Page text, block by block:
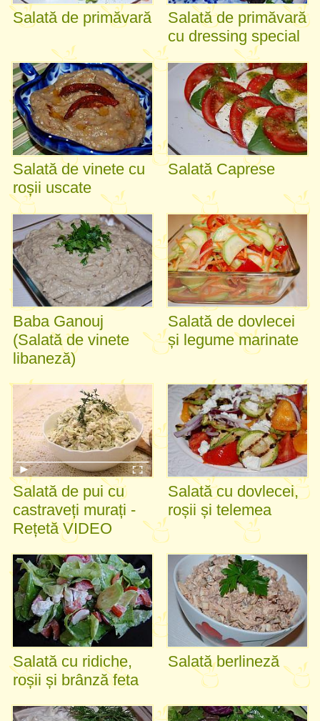
Salată de primăvară
Salată de primăvară
cu dressing special
Salată de vinete cu
roșii uscate
Salată Caprese
Baba Ganouj
(Salată de vinete
libaneză)
Salată de dovlecei
și legume marinate
Salată de pui cu
castraveți murați -
Rețetă VIDEO
Salată cu dovlecei,
roșii și telemea
Salată cu ridiche,
roșii și brânză feta
Salată berlineză